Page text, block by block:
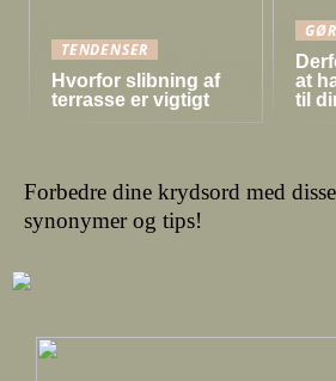
TENDENSER
Hvorfor slibning af
terrasse er vigtigt
at
til
Forbedre dine krydsord med
synonymer og tips!